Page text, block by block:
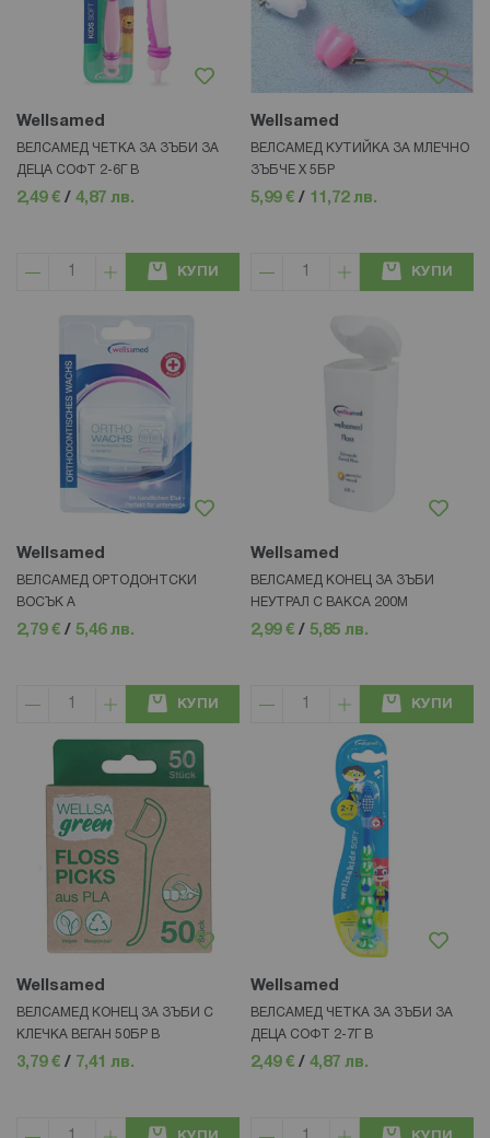
Wellsamed
ВЕЛСАМЕД ЧЕТКА ЗА ЗЪБИ ЗА
ДЕЦА СОФТ 2-6Г В
2,49 € / 4,87 лв.
КУПИ
Wellsamed
ВЕЛСАМЕД КУТИЙКА ЗА МЛЕЧНО
ЗЪБЧЕ Х 5БР
5,99 € / 11,72 лв.
КУПИ
Wellsamed
ВЕЛСАМЕД ОРТОДОНТСКИ
ВОСЪК А
2,79 € / 5,46 лв.
КУПИ
Wellsamed
ВЕЛСАМЕД КОНЕЦ ЗА ЗЪБИ
НЕУТРАЛ С ВАКСА 200М
2,99 € / 5,85 лв.
КУПИ
Wellsamed
ВЕЛСАМЕД КОНЕЦ ЗА ЗЪБИ С
КЛЕЧКА ВЕГАН 50БР В
3,79 € / 7,41 лв.
Wellsamed
ВЕЛСАМЕД ЧЕТКА ЗА ЗЪБИ ЗА
ДЕЦА СОФТ 2-7Г В
2,49 € / 4,87 лв.